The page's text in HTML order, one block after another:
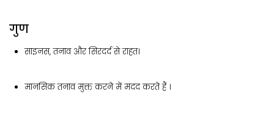
गुण
साइनस, तनाव और सिरदर्द से राहत।
मानसिक तनाव मुक्त करने में मदद करते हैं ।